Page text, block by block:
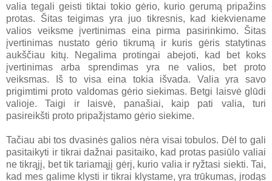
valia tegali geisti tiktai tokio gėrio, kurio gerumą pripažins
protas. Šitas teigimas yra juo tikresnis, kad kiekviename
valios veiksme įvertinimas eina pirma pasirinkimo. Šitas
įvertinimas nustato gėrio tikrumą ir kuris gėris statytinas
aukščiau kitų. Negalima protingai abejoti, kad bet koks
įvertinimas arba sprendimas yra ne valios, bet proto
veiksmas. Iš to visa eina tokia išvada. Valia yra savo
prigimtimi proto valdomas gėrio siekimas. Betgi laisvė glūdi
valioje. Taigi ir laisvė, panašiai, kaip pati valia, turi
pasireikšti proto pripažįstamo gėrio siekime.
Tačiau abi tos dvasinės galios nėra visai tobulos. Dėl to gali
pasitaikyti ir tikrai dažnai pasitaiko, kad protas pasiūlo valiai
ne tikrąjį, bet tik tariamąjį gėrį, kurio valia ir ryžtasi siekti. Tai,
kad mes galime klysti ir tikrai klystame, yra trūkumas, įrodąs